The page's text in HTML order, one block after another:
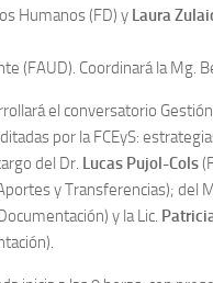
Humanos (FD) y Laura
(FAUD). Coordinará la Mg.
el conversatorio
por la FCEyS:
del Dr. Lucas Pujol-Cols
y Transferencias); del
y la Lic.